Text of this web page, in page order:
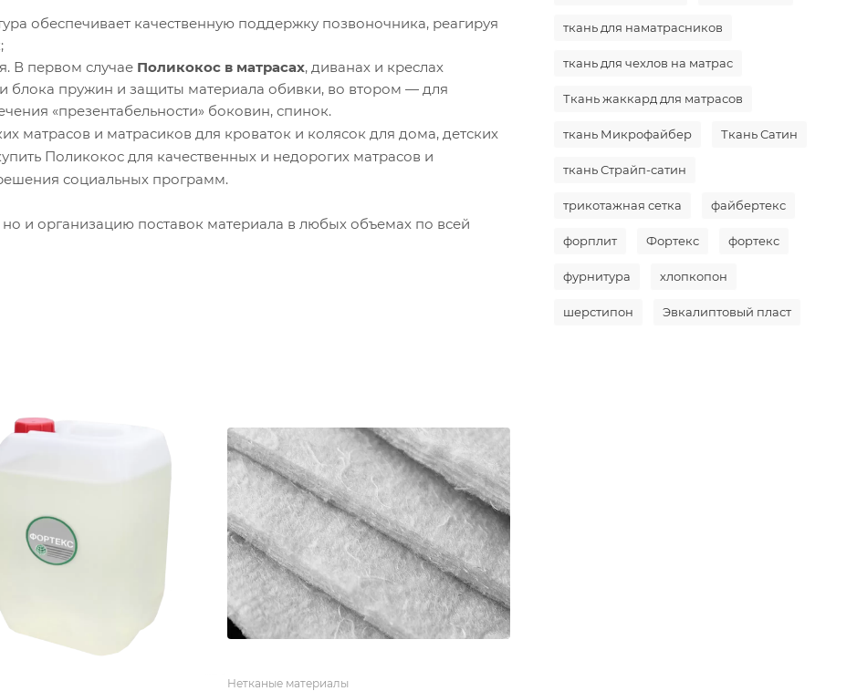
обеспечивает качественную поддержку позвоночника, реагируя
В первом случае Поликокос в матрасах, диванах и креслах
блока пружин и защиты материала обивки, во втором — для
«презентабельности» боковин, спинок.
матрасов и матрасиков для кроваток и колясок для дома, детских
Поликокос для качественных и недорогих матрасов и
социальных программ.
и организацию поставок материала в любых объемах по всей
Нетканые материалы
ткань для наматрасников
ткань для чехлов на матрас
Ткань жаккард для матрасов
ткань Микрофайбер Ткань Сатин
ткань Страйп-сатин
трикотажная сетка файбертекс
форплит Фортекс фортекс
фурнитура хлопкопон
шерстипон Эвкалиптовый пласт